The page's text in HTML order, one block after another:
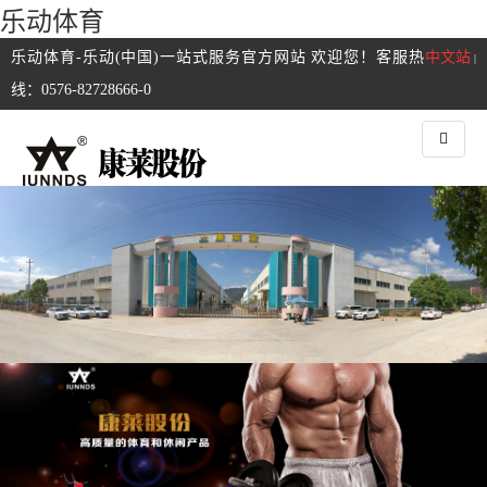
乐动体育
中文站 |
乐动体育-乐动(中国)一站式服务官方网站 欢迎您！客服热
线：0576-82728666-0